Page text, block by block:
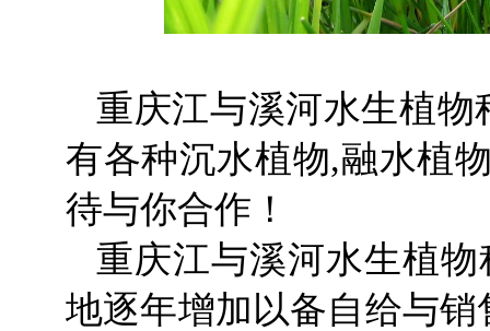
重庆江与溪河水生植
有各种沉水植物,融水植
待与你合作！
重庆江与溪河水生植
地逐年增加以备自给与